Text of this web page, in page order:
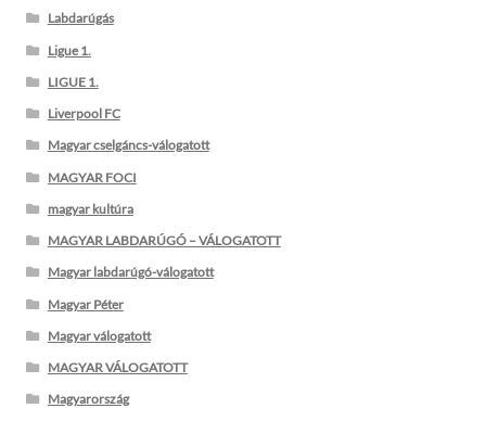
Labdarúgás
Ligue 1.
LIGUE 1.
Liverpool FC
Magyar cselgáncs-válogatott
MAGYAR FOCI
magyar kultúra
MAGYAR LABDARÚGÓ – VÁLOGATOTT
Magyar labdarúgó-válogatott
Magyar Péter
Magyar válogatott
MAGYAR VÁLOGATOTT
Magyarország